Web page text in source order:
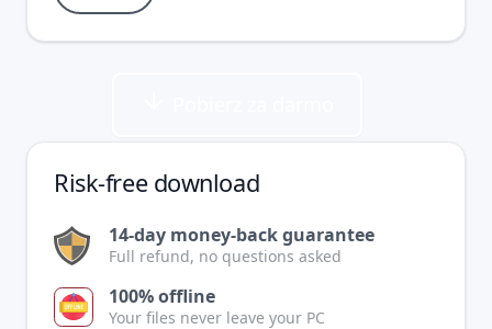
Risk-free download
14-day money-back guarantee
Full refund, no questions asked
100% offline
Your files never leave your PC